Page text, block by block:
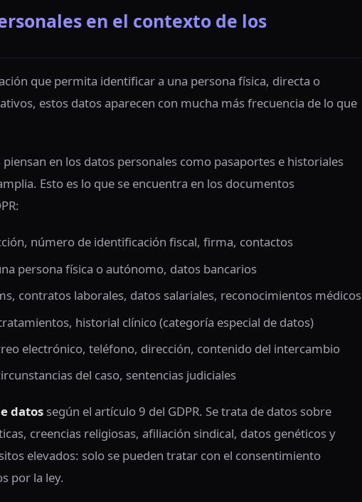
en el contexto de los
que permita identificar a una persona física, directa o
estos datos aparecen con mucha más frecuencia de lo que
en los datos personales como pasaportes e historiales
Esto es lo que se encuentra en los documentos
número de identificación fiscal, firma, contactos
persona física o autónomo, datos bancarios
contratos laborales, datos salariales, reconocimientos médicos
historial clínico (categoría especial de datos)
electrónico, teléfono, dirección, contenido del intercambio
del caso, sentencias judiciales
datos según el artículo 9 del GDPR. Se trata de datos sobre
creencias religiosas, afiliación sindical, datos genéticos y
elevados: solo se pueden tratar con el consentimiento
por la ley.